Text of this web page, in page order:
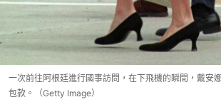
一次前往阿根廷進行國事訪問，在下飛機的瞬間，戴安
包款。（Getty Image）